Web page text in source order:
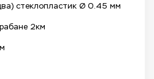
стеклопластик Ø 0.45 мм
2км